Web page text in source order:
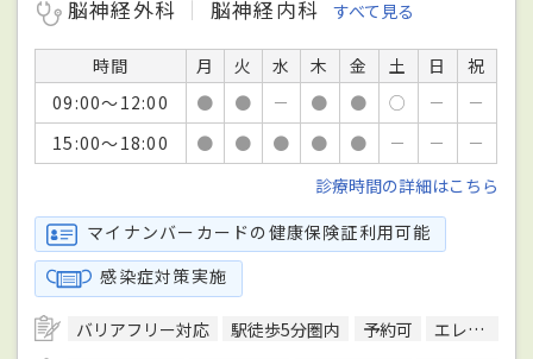
脳神経外科
脳神経内科 すべて見る
時間 月 火 水 木 金 土 日
祝
09:00～12:00
● ● － ● ● ○ －
－
15:00～18:00
● ● ● ● ● － －
－
診療時間の詳細はこちら
マイナンバーカードの健康保険証利用可能
感染症対策実施
バリアフリー対応 駅徒歩5分圏内 予約可
エレベーターあり